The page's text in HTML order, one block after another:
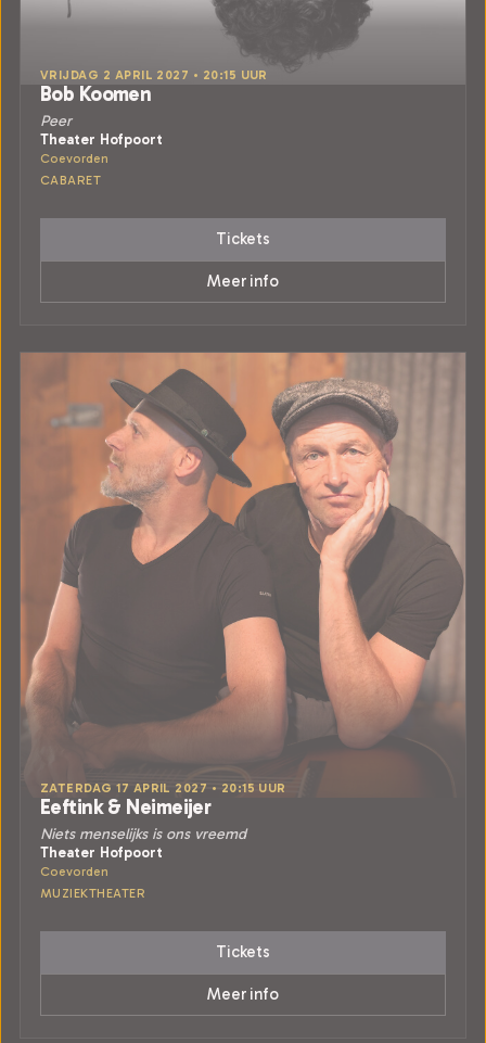
VRIJDAG 2 APRIL 2027 • 20:15 UUR
Bob Koomen
Peer
Theater Hofpoort
Coevorden
CABARET
Tickets
Meer info
ZATERDAG 17 APRIL 2027 • 20:15 UUR
Eeftink & Neimeijer
Niets menselijks is ons vreemd
Theater Hofpoort
Coevorden
MUZIEKTHEATER
Tickets
Meer info